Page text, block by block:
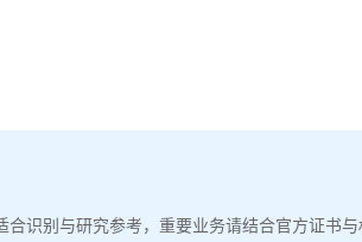
识别与研究参考，重要业务请结合官方证书与